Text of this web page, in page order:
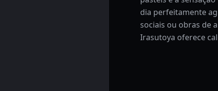
dia perfeitamente
sociais ou obras de
Irasutoya oferece